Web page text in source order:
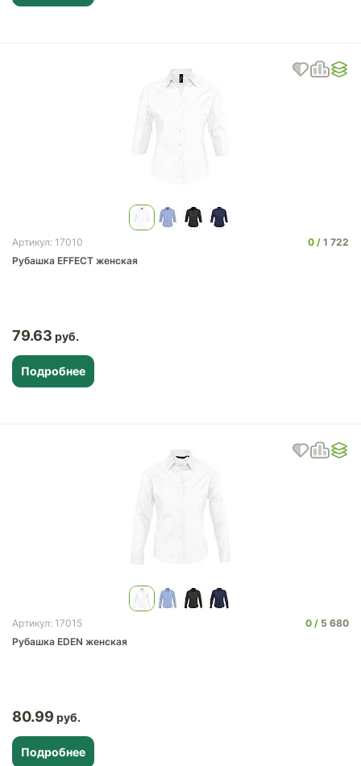
Артикул: 17010 0
1 722
Рубашка EFFECT женская
79.63
Подробнее
Артикул: 17015 0
5 680
Рубашка EDEN женская
80.99
Подробнее